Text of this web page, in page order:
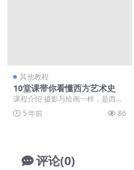
其他教程
10堂课带你看懂西方艺术史
课程介绍 摄影与绘画一样，是西方
人试图亲近上帝和表达信仰的工具
和方式，是这一进程...
5 年前 86
评论(0)